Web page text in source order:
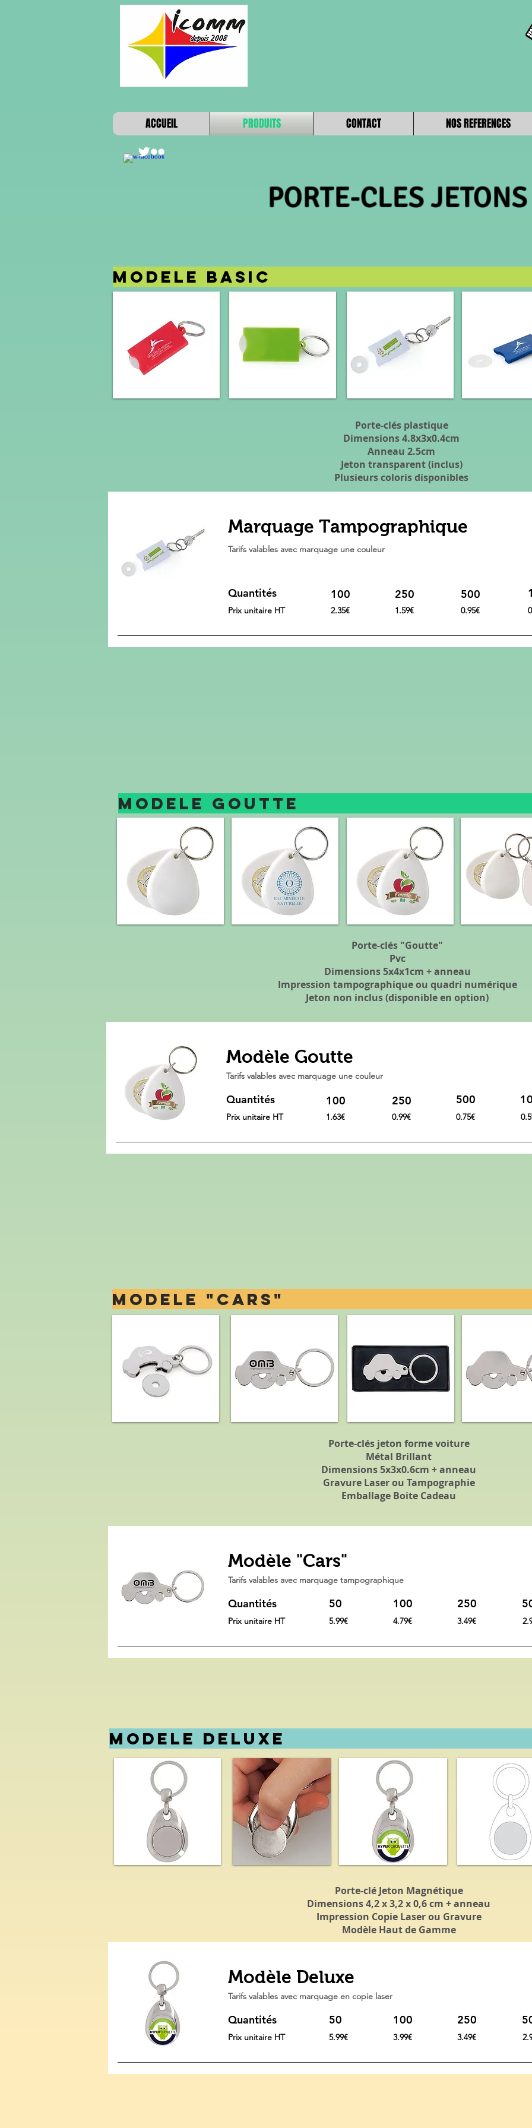
ACCUEIL PRODUITS CONTACT NOS REFERENCES
PORTE-CLES JETONS
MODELE BASIC
Porte-clés plastique
Dimensions 4.8x3x0.4cm
Anneau 2.5cm
Jeton transparent (inclus)
Plusieurs coloris disponibles
Marquage Tampographique
Quantités 100 250 500
0.95€
1.59€
2.35€
Prix unitaire HT
Tarifs valables avec marquage une couleur
MODELE
Porte-clés "Goutte"
Pvc
Dimensions 5x4x1cm + anneau
Impression tampographique ou quadri numérique
Jeton non inclus (disponible en option)
Modèle Goutte
Tarifs valables avec marquage une couleur
Quantités 100 250 500
0.75€
0.99€
1.63€
Prix unitaire HT
MODELE
Porte-clés jeton forme voiture
Métal Brillant
Dimensions 5x3x0.6cm + anneau
Gravure Laser ou Tampographie
Emballage Boite Cadeau
Modèle "Cars"
Tarifs valables avec marquage tampographique
Quantités 50 100 250
3.49€
4.79€
5.99€
Prix unitaire HT
MODELE
Porte-clé Jeton Magnétique
Dimensions 4,2 x 3,2 x 0,6 cm + anneau
Impression Copie Laser ou Gravure
Modèle Haut de Gamme
Modèle Deluxe
Tarifs valables avec marquage en copie laser
Quantités 50 100 250
3.49€
3.99€
5.99€
Prix unitaire HT